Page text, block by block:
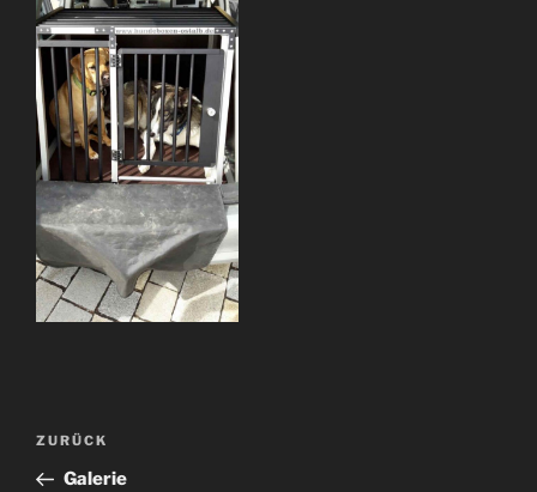
Beitragsnavigation
Vorheriger
Beitrag
ZURÜCK
Galerie